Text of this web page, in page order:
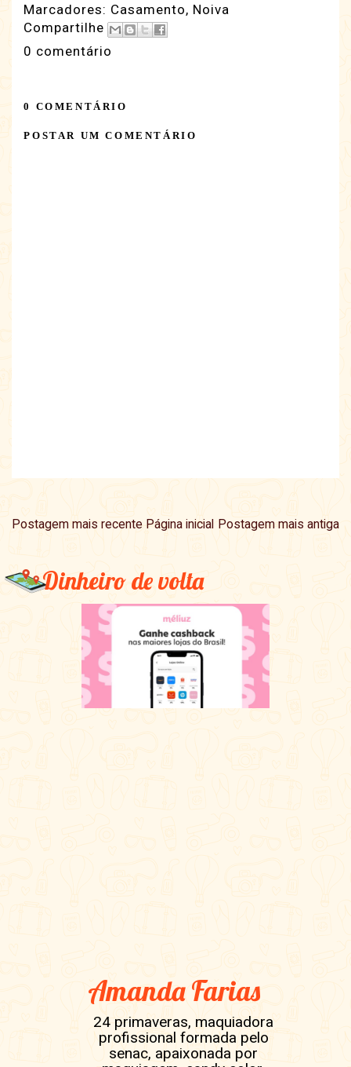
Marcadores: Casamento, Noiva
Compartilhe
0 comentário
0 COMENTÁRIO
POSTAR UM COMENTÁRIO
Postagem mais recente Postagem mais antiga
Página inicial
Dinheiro de volta
Amanda Farias
24 primaveras, maquiadora
profissional formada pelo
senac, apaixonada por